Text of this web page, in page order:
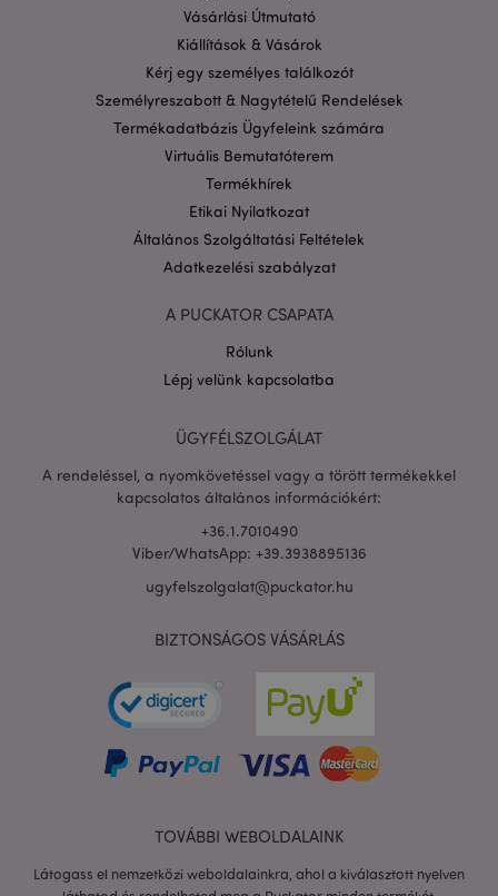
Vásárlási Útmutató
Kiállítások & Vásárok
Kérj egy személyes találkozót
Személyreszabott & Nagytételű Rendelések
Termékadatbázis Ügyfeleink számára
Virtuális Bemutatóterem
Termékhírek
Etikai Nyilatkozat
Általános Szolgáltatási Feltételek
Adatkezelési szabályzat
A PUCKATOR CSAPATA
Rólunk
Lépj velünk kapcsolatba
ÜGYFÉLSZOLGÁLAT
A rendeléssel, a nyomkövetéssel vagy a törött termékekkel
kapcsolatos általános információkért:
+36.1.7010490
Viber/WhatsApp: +39.3938895136
ugyfelszolgalat@puckator.hu
BIZTONSÁGOS VÁSÁRLÁS
TOVÁBBI WEBOLDALAINK
Látogass el nemzetközi weboldalainkra, ahol a kiválasztott nyelven
Elengedhetetlenül szükséges
Funkcionalitás
A weboldal működéséhez feltétlenül szükséges sütik
lehetővé teszik a webhely alapvető funkcióit,
például a felhasználói bejelentkezést és a
fiókkezelést. A weboldal nem használható
megfelelően a feltétlenül szükséges sütik nélkül.
CookieScriptConsent
.puckator.hu
puckator.hu
Google
adatvédelmi szabályzatát